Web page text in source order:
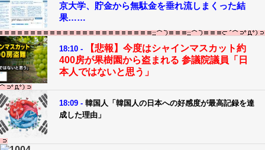
京大学、貯金から無駄金を垂れ流しまくった結
果……
18:10 -
【悲報】今度はシャインマスカット約
400房が果樹園から盗まれる 参議院議員「日
本人ではないと思う」
18:09 - 韓国人「韓国人の日本への好感度が最高記録を達
成した理由」